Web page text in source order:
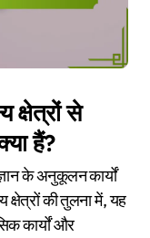
क्षेत्रों से
हैं?
के अनुकूलन कार्यों
क्षेत्रों की तुलना में, यह
कार्यों और